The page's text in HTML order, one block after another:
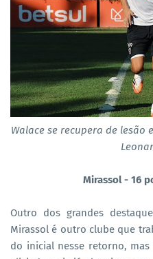
Walace se recupera de lesão
Mirassol - 16
Outro dos grandes
Mirassol é outro clube que
do inicial nesse retorno,